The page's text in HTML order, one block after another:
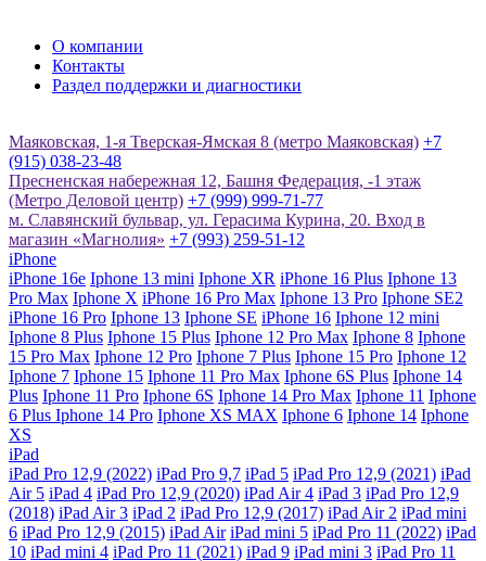
О компании
Контакты
Раздел поддержки и диагностики
Маяковская, 1-я Тверская-Ямская 8 (метро Маяковская) +7
(915) 038-23-48
Пресненская набережная 12, Башня Федерация, -1 этаж
(Метро Деловой центр) +7 (999) 999-71-77
м. Славянский бульвар, ул. Герасима Курина, 20. Вход в
магазин «Магнолия» +7 (993) 259-51-12
iPhone
iPhone 16e Iphone 13 mini Iphone XR iPhone 16 Plus Iphone 13
Pro Max Iphone X iPhone 16 Pro Max Iphone 13 Pro Iphone SE2
iPhone 16 Pro Iphone 13 Iphone SE iPhone 16 Iphone 12 mini
Iphone 8 Plus Iphone 15 Plus Iphone 12 Pro Max Iphone 8 Iphone
15 Pro Max Iphone 12 Pro Iphone 7 Plus Iphone 15 Pro Iphone 12
Iphone 7 Iphone 15 Iphone 11 Pro Max Iphone 6S Plus Iphone 14
Plus Iphone 11 Pro Iphone 6S Iphone 14 Pro Max Iphone 11 Iphone
6 Plus Iphone 14 Pro Iphone XS MAX Iphone 6 Iphone 14 Iphone
XS
iPad
iPad Pro 12,9 (2022) iPad Pro 9,7 iPad 5 iPad Pro 12,9 (2021) iPad
Air 5 iPad 4 iPad Pro 12,9 (2020) iPad Air 4 iPad 3 iPad Pro 12,9
(2018) iPad Air 3 iPad 2 iPad Pro 12,9 (2017) iPad Air 2 iPad mini
6 iPad Pro 12,9 (2015) iPad Air iPad mini 5 iPad Pro 11 (2022) iPad
10 iPad mini 4 iPad Pro 11 (2021) iPad 9 iPad mini 3 iPad Pro 11